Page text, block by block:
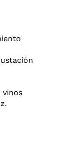
vinos